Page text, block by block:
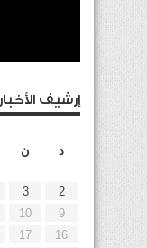
إرشيف الأخبار
د
ن
2
3
9
10
16
17